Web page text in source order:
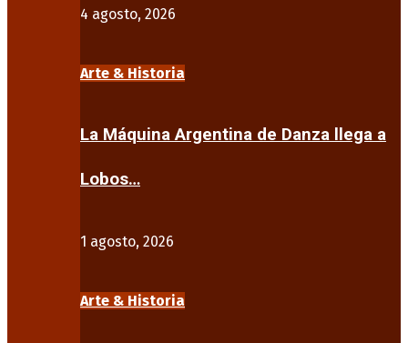
4 agosto, 2026
Arte & Historia
La Máquina Argentina de Danza llega a
Lobos…
1 agosto, 2026
Arte & Historia